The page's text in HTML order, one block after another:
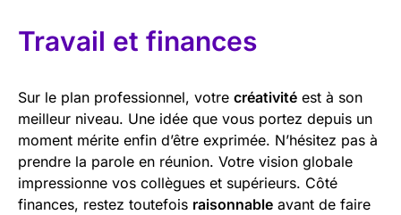
Travail et finances
Sur le plan professionnel, votre créativité est à son
meilleur niveau. Une idée que vous portez depuis un
moment mérite enfin d’être exprimée. N’hésitez pas à
prendre la parole en réunion. Votre vision globale
impressionne vos collègues et supérieurs. Côté
finances, restez toutefois raisonnable avant de faire